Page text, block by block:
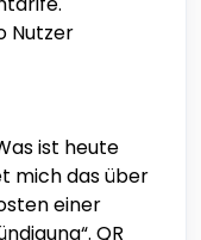
Nutzer
ist heute
mich das über
einer
QR